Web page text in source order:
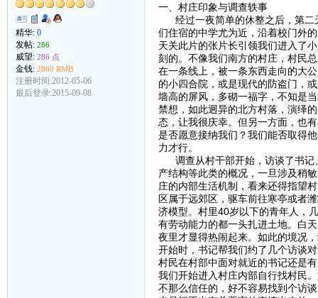
精华: 0
发帖: 286
威望: 286 点
金钱: 2860 RMB
注册时间:2012-05-06
最后登录:2015-09-08
一、村庄印象与调查轶事
经过一夜简单的休整之后，第二
们住宿的中学尤为近，沿着校门外
天关此片的张片长引领我们进入了
刻的。不像我们南方的村庄，村民
在一条线上，被一条东西走向的大
的小四合院，或是现代的防盗门，
墙高的屏风，多砌一福字，不知是
禁想，如此迥异的北方村落，演绎
态，让我很庆幸。但另一方面，也
是否愿意接纳我们？我们能否取得
力才行。
调查从村干部开始，访谈了书记
产结构等此类的概况，一旦涉及稍
庄的内部生活机制，看来还得指望
区属于远郊区，驱车前往寒亭或者
济模型。村里40岁以下的青年人，
有劳动能力的都一头扎进土地。白
夜里才显得热闹起来。如此的境况
开始时，书记帮我们约了几个访谈
村民在村部中面对就近的书记还是
我们开始进入村庄内部自行找村民
不那么信任的，好不容易找到个访